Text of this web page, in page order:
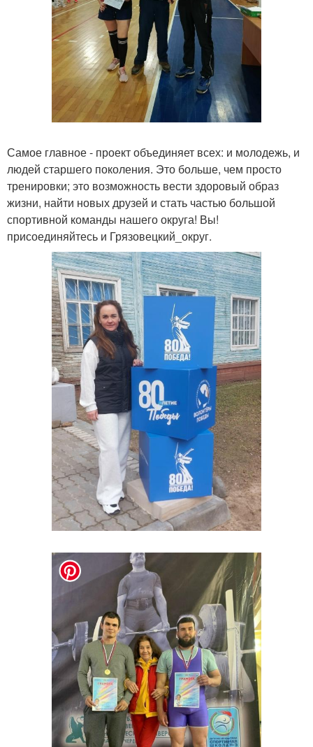
Самое главное - проект объединяет всех: и молодежь, и
людей старшего поколения. Это больше, чем просто
тренировки; это возможность вести здоровый образ
жизни, найти новых друзей и стать частью большой
спортивной команды нашего округа! Вы!
присоединяйтесь и Грязовецкий_округ.